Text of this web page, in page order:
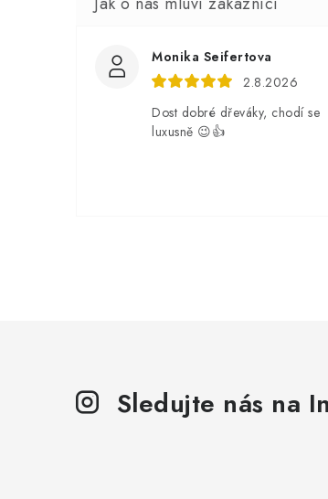
Monika Seifertova
2.8.2026
Dost dobré dřeváky, chodí se
luxusně 😉👍
Sledujte nás na